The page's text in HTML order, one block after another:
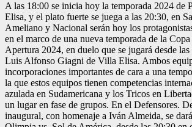
A las 18:00 se inicia hoy la temporada 2024 de
Elisa, y el plato fuerte se juega a las 20:30, en
Ameliano y Nacional serán hoy los
en el marco de una nueva temporada de la
Apertura 2024, en duelo que se jugará desde
Luis Alfonso Giagni de Villa Elisa. Ambos
incorporaciones importantes de cara a una
la que estos equipos tienen competencias
azulada en Sudamericana y los Tricos en
un lugar en fase de grupos. En el Defensores.
inaugural, con homenaje a Iván Almeida, se